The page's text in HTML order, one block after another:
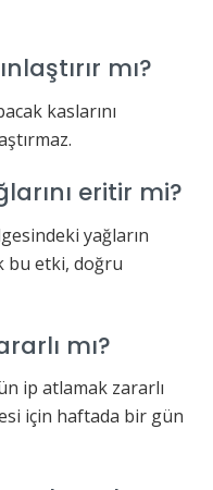
mı?
kaslarını
eritir mi?
yağların
bu etki, doğru
mı?
ip atlamak zararlı
için haftada bir gün